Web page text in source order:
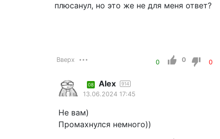
плюсанул, но это же не для меня ответ?
Вверх 0 0 0
08 Alex 914
13.06.2024 17:45
Не вам)
Промахнулся немного))